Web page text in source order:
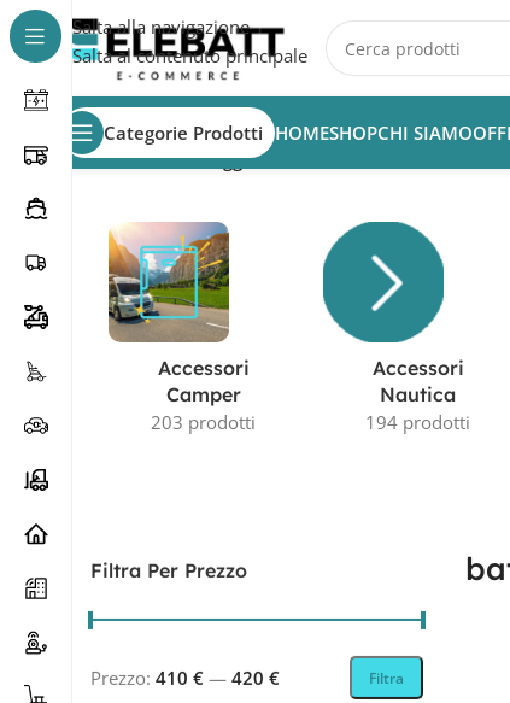
Salta alla navigazione
Salta al contenuto principale
Categorie Prodotti HOMESHOPCHI SIAMO
Home/Prodotti taggati “batteria 150Ah”
Accessori
Camper
203 prodotti
Accessori
Nautica
194 prodotti
Filtra Per Prezzo
Filtra
Prezzo: 410 € — 420 €